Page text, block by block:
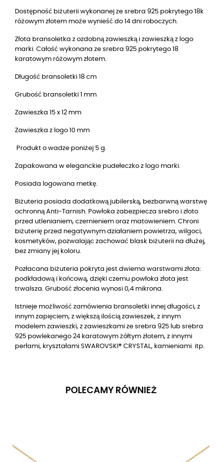
Dostępność biżuterii wykonanej ze srebra 925 pokrytego 18k
różowym złotem może wynieść do 14 dni roboczych.
Złota bransoletka z ozdobną zawieszką i zawieszką z logo
marki. Całość wykonana ze srebra 925 pokrytego 18
karatowym różowym złotem.
Długość bransoletki 18 cm
Grubość bransoletki 1 mm
Zawieszka 15 x 12 mm
Zawieszka z logo 10 mm
Produkt o wadze poniżej 5 g.
Zapakowana w eleganckie pudełeczko z logo marki.
Posiada logowana metkę.
Biżuteria posiada dodatkową jubilerską, bezbarwną warstwę
ochronną Anti-Tarnish. Powłoka zabezpiecza srebro i złoto
przed utlenianiem, czernieniem oraz matowieniem. Chroni
biżuterię przed negatywnym działaniem powietrza, wilgoci,
kosmetyków, pozwalając zachować blask biżuterii na dłużej,
bez zmiany jej koloru.
Pozłacana biżuteria pokryta jest dwiema warstwami złota:
podkładową i końcową, dzięki czemu powłoka złota jest
trwalsza. Grubość złocenia wynosi 0,4 mikrona.
Istnieje możliwość zamówienia bransoletki innej długości, z
innym zapięciem, z większą ilością zawieszek, z innym
modelem zawieszki, z zawieszkami ze srebra 925 lub srebra
925 powlekanego 24 karatowym żółtym złotem, z innymi
perłami, kryształami SWAROVSKI® CRYSTAL, kamieniami itp.
POLECAMY RÓWNIEŻ